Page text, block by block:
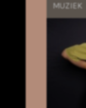
MUZIEK